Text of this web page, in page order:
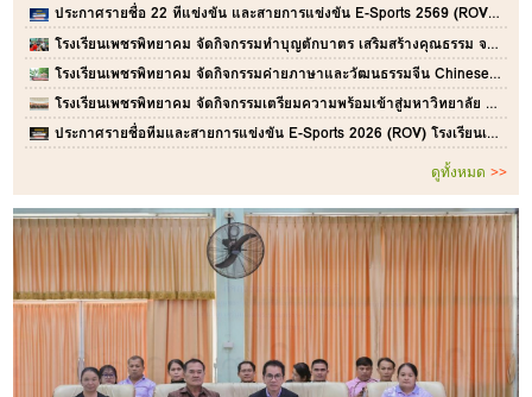
ประกาศรายชื่อ 22 ทีแข่งขัน และสายการแข่งขัน E-Sports 2569 (ROV) ระดับมัธยมศึกษาตอนต้น โรงเรียนเพชรพิทยาคม เริ่มแข่ง 27 ก.ค. นี้ เวลา 14.40 น.เป็นต้นไป
โรงเรียนเพชรพิทยาคม จัดกิจกรรมทำบุญตักบาตร เสริมสร้างคุณธรรม จริยธรรมอันดีงามในสถานศึกษา
โรงเรียนเพชรพิทยาคม จัดกิจกรรมค่ายภาษาและวัฒนธรรมจีน Chinese Camp ประจำปีการศึกษา 2569
โรงเรียนเพชรพิทยาคม จัดกิจกรรมเตรียมความพร้อมเข้าสู่มหาวิทยาลัย ม.6 และ Upskill TCAS 70
ประกาศรายชื่อทีมและสายการแข่งขัน E-Sports 2026 (ROV) โรงเรียนเพชรพิทยาคม
ดูทั้งหมด >>